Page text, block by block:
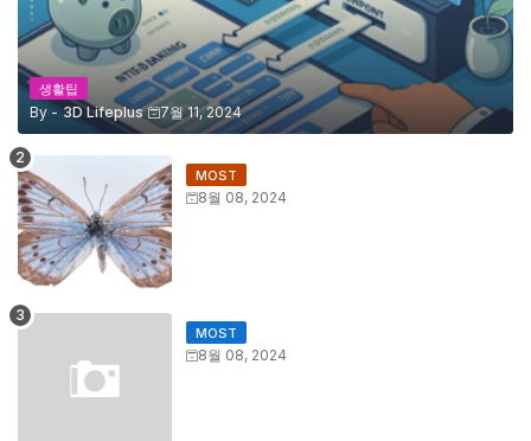
생활팁
By - 3D Lifeplus 7월 11, 2024
MOST
8월 08, 2024
MOST
8월 08, 2024